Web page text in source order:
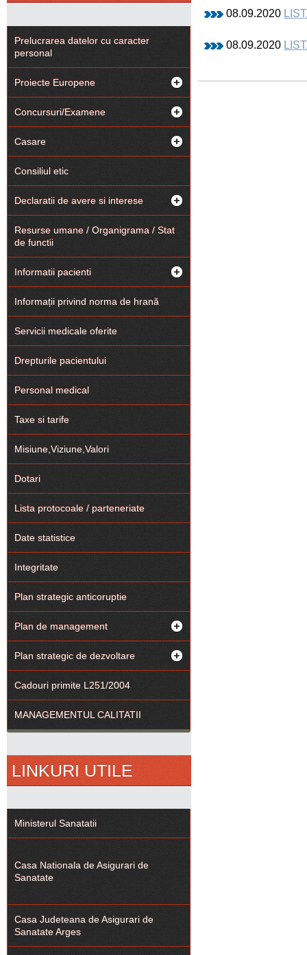
08.09.2020
08.09.2020
Prelucrarea datelor cu caracter
personal
Proiecte Europene
Concursuri/Examene
Casare
Consiliul etic
Declaratii de avere si interese
Resurse umane / Organigrama / Stat
de functii
Informatii pacienti
Informații privind norma de hrană
Servicii medicale oferite
Drepturile pacientului
Personal medical
Taxe si tarife
Misiune,Viziune,Valori
Dotari
Lista protocoale / parteneriate
Date statistice
Integritate
Plan strategic anticoruptie
Plan de management
Plan strategic de dezvoltare
Cadouri primite L251/2004
MANAGEMENTUL CALITATII
LINKURI UTILE
Ministerul Sanatatii
Casa Nationala de Asigurari de
Sanatate
Casa Judeteana de Asigurari de
Sanatate Arges